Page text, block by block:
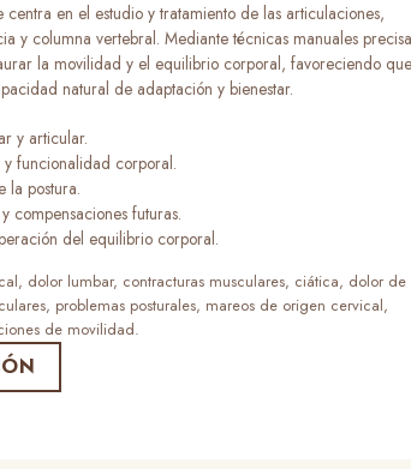
centra en el estudio y tratamiento de las articulaciones,
y columna vertebral. Mediante técnicas manuales
la movilidad y el equilibrio corporal, favoreciendo
natural de adaptación y bienestar.
y articular.
funcionalidad corporal.
postura.
compensaciones futuras.
del equilibrio corporal.
dolor lumbar, contracturas musculares, ciática, dolor de
problemas posturales, mareos de origen cervical,
de movilidad.